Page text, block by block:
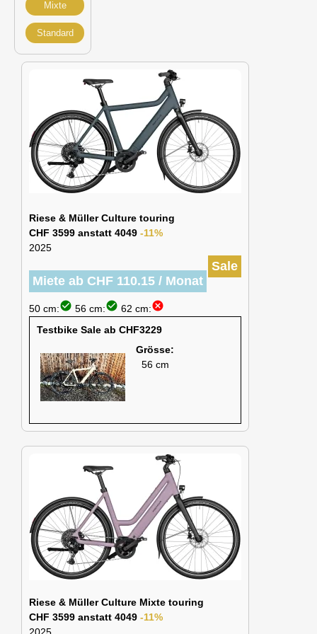
Mixte
Standard
Riese & Müller Culture touring
CHF 3599 anstatt 4049 -11%
2025
Sale
Miete ab CHF 110.15 / Monat
50 cm:check_circle 56 cm:check_circle 62 cm:cancel
Testbike Sale ab CHF3229
Grösse:
56 cm
Riese & Müller Culture Mixte touring
CHF 3599 anstatt 4049 -11%